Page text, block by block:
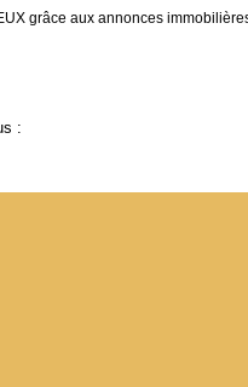
grâce aux annonces
: